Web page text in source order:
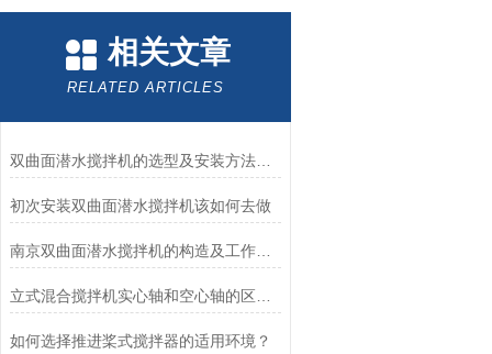
相关文章
RELATED ARTICLES
双曲面潜水搅拌机的选型及安装方法分享
初次安装双曲面潜水搅拌机该如何去做
南京双曲面潜水搅拌机的构造及工作过程，安装流程分享
如何选择推进桨式搅拌器的适用环境？